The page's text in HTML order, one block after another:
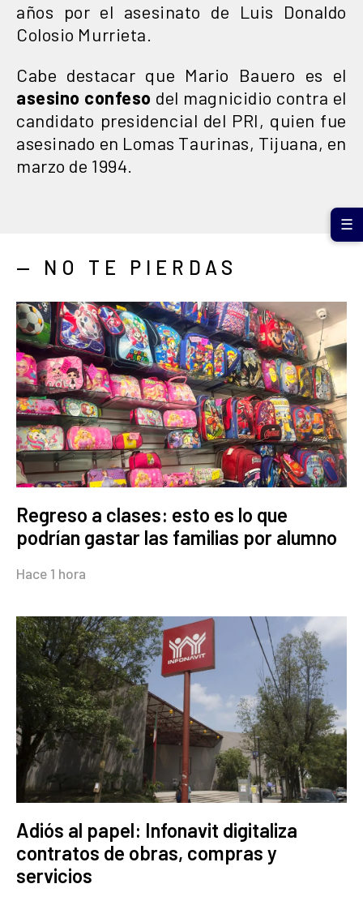
años por el asesinato de Luis Donaldo
Colosio Murrieta.
Cabe destacar que Mario Bauero es el
asesino confeso del magnicidio contra el
candidato presidencial del PRI, quien fue
asesinado en Lomas Taurinas, Tijuana, en
marzo de 1994.
— NO TE PIERDAS
Regreso a clases: esto es lo que
podrían gastar las familias por alumno
Hace 1 hora
Adiós al papel: Infonavit digitaliza
contratos de obras, compras y
servicios
☰